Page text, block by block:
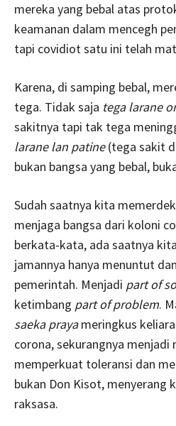
mereka yang bebal atas
keamanan dalam mencegh
tapi covidiot satu ini telah
Karena, di samping bebal,
tega. Tidak saja tega larane
sakitnya tapi tak tega
larane lan patine(tega sakit
bukan bangsa yang bebal,
Sudah saatnya kita
menjaga bangsa dari koloni
berkata-kata, ada saatnya
jamannya hanya menuntut
pemerintah. Menjadi part of
ketimbang part of problem.
saeka prayameringkus
corona, sekurangnya
memperkuat toleransi dan
bukan Don Kisot, menyerang
raksasa.